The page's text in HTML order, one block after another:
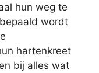
hun weg te
wordt
hartenkreet
bij alles wat